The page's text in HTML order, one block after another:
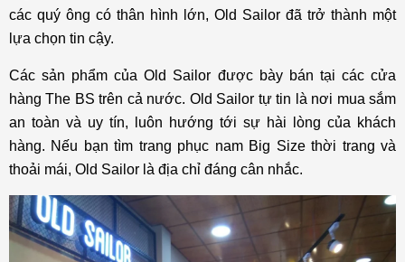
các quý ông có thân hình lớn, Old Sailor đã trở thành một
lựa chọn tin cậy.
Các sản phẩm của Old Sailor được bày bán tại các cửa
hàng The BS trên cả nước. Old Sailor tự tin là nơi mua sắm
an toàn và uy tín, luôn hướng tới sự hài lòng của khách
hàng. Nếu bạn tìm trang phục nam Big Size thời trang và
thoải mái, Old Sailor là địa chỉ đáng cân nhắc.